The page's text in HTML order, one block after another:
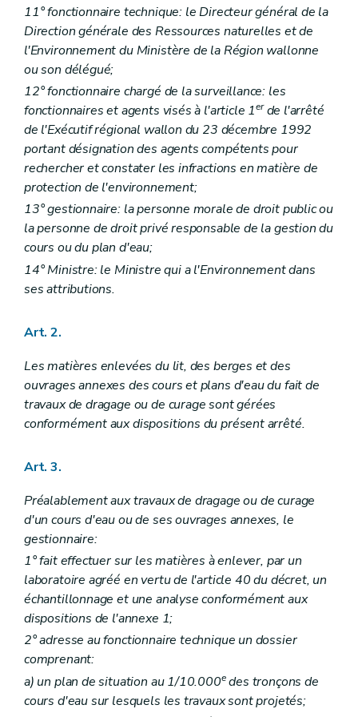
11° fonctionnaire technique: le Directeur général de la
Direction générale des Ressources naturelles et de
l'Environnement du Ministère de la Région wallonne
ou son délégué;
12° fonctionnaire chargé de la surveillance: les
fonctionnaires et agents visés à l'article 1erde l'arrêté
de l'Exécutif régional wallon du 23 décembre 1992
portant désignation des agents compétents pour
rechercher et constater les infractions en matière de
protection de l'environnement;
13° gestionnaire: la personne morale de droit public ou
la personne de droit privé responsable de la gestion du
cours ou du plan d'eau;
14° Ministre: le Ministre qui a l'Environnement dans
ses attributions.
Art. 2.
Les matières enlevées du lit, des berges et des
ouvrages annexes des cours et plans d'eau du fait de
travaux de dragage ou de curage sont gérées
conformément aux dispositions du présent arrêté.
Art. 3.
Préalablement aux travaux de dragage ou de curage
d'un cours d'eau ou de ses ouvrages annexes, le
gestionnaire:
1° fait effectuer sur les matières à enlever, par un
laboratoire agréé en vertu de l'article 40 du décret, un
échantillonnage et une analyse conformément aux
dispositions de l'annexe 1;
2° adresse au fonctionnaire technique un dossier
comprenant:
a) un plan de situation au 1/10.000edes tronçons de
cours d'eau sur lesquels les travaux sont projetés;